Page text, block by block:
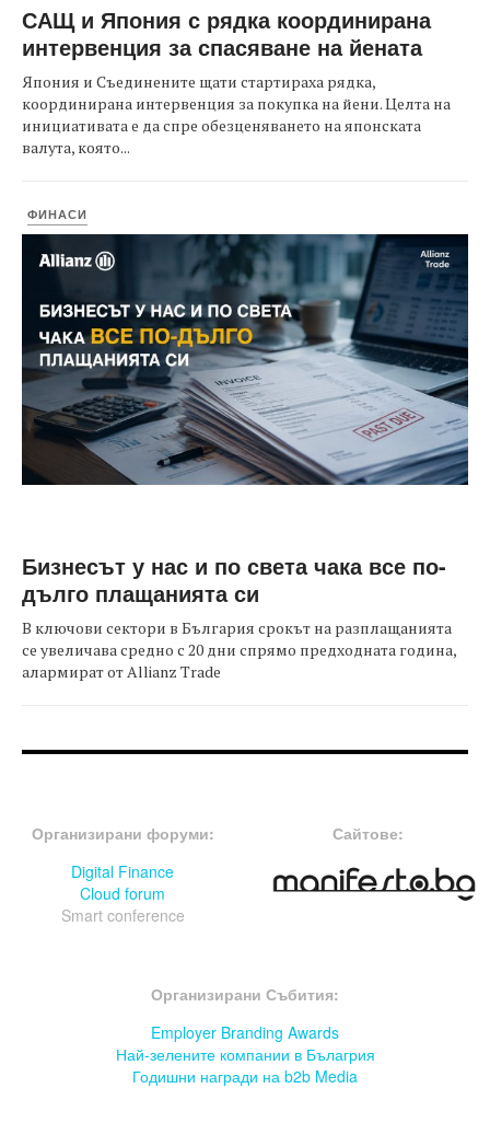
САЩ и Япония с рядка координирана
интервенция за спасяване на йената
Япония и Съединените щати стартираха рядка,
координирана интервенция за покупка на йени. Целта на
инициативата е да спре обезценяването на японската
валута, която...
ФИНАСИ
Бизнесът у нас и по света чака все по-
дълго плащанията си
В ключови сектори в България срокът на разплащанията
се увеличава средно с 20 дни спрямо предходната година,
алармират от Allianz Trade
Организирани форуми:
Digital Finance
Cloud forum
Smart conference
Сайтове:
Организирани Събития:
Employer Branding Awards
Най-зелените компании в Бълагрия
Годишни награди на b2b Media